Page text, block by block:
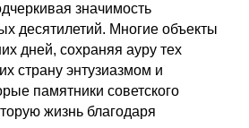
значимость
десятилетий. Многие объекты
дней, сохраняя ауру тех
страну энтузиазмом и
памятники советского
жизнь благодаря